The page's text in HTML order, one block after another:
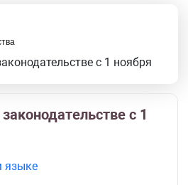
с 1 ноября
с 1
языке